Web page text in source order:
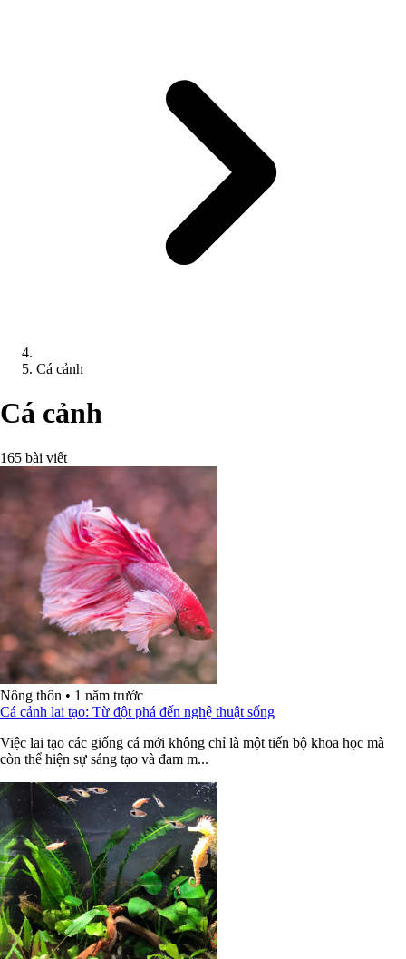
Cá cảnh
Cá cảnh
165 bài viết
Nông thôn • 1 năm trước
Cá cảnh lai tạo: Từ đột phá đến nghệ thuật sống
Việc lai tạo các giống cá mới không chỉ là một tiến bộ khoa học mà
còn thể hiện sự sáng tạo và đam m...